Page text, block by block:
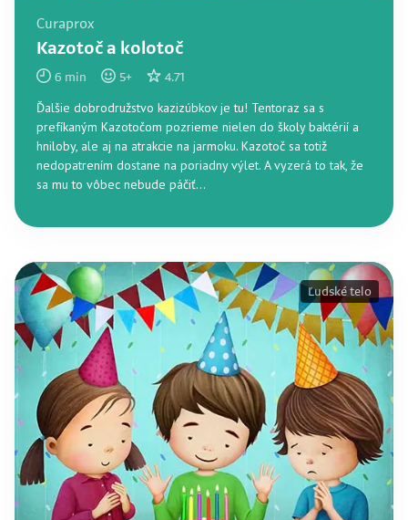
Curaprox
Kazotoč a kolotoč
6 min 5+ 4.71
Ďalšie dobrodružstvo kazizúbkov je tu! Tentoraz sa s
prefíkaným Kazotočom pozrieme nielen do školy baktérií a
hniloby, ale aj na atrakcie na jarmoku. Kazotoč sa totiž
nedopatrením dostane na poriadny výlet. A vyzerá to tak, že
sa mu to vôbec nebude páčiť...
Ľudské telo